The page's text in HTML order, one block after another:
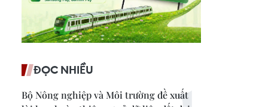
ĐỌC NHIỀU
Bộ Nông nghiệp và Môi trường đề xuất